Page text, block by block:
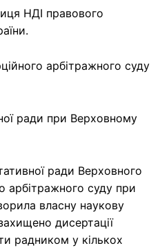
НДІ правового
арбітражного суду
ради при Верховному
ради Верховного
арбітражного суду при
власну наукову
дисертації
радником у кількох